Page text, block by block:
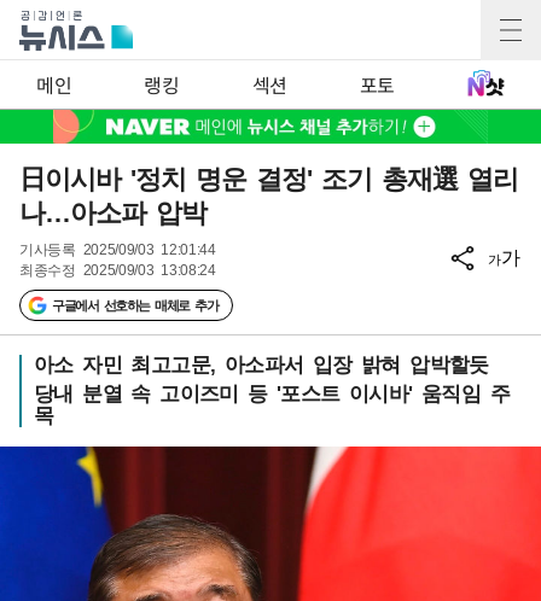
메인 랭킹 섹션 포토
日이시바 '정치 명운 결정' 조기 총재選 열리
나…아소파 압박
기사등록 2025/09/03 12:01:44
최종수정 2025/09/03 13:08:24
구글에서 선호하는 매체로 추가
가가
아소 자민 최고고문, 아소파서 입장 밝혀 압박할듯
당내 분열 속 고이즈미 등 '포스트 이시바' 움직임 주
목